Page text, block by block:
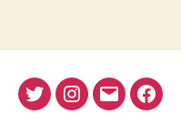
TwitterInstagram
E-